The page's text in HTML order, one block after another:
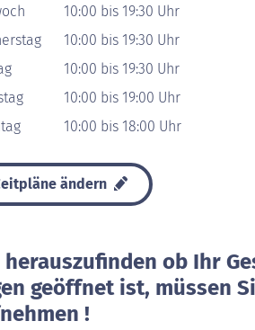
10:00 bis 19:30 Uhr
10:00 bis 19:30 Uhr
10:00 bis 19:30 Uhr
10:00 bis 19:00 Uhr
10:00 bis 18:00 Uhr
ändern
herauszufinden ob Ihr
geöffnet ist, müssen
!